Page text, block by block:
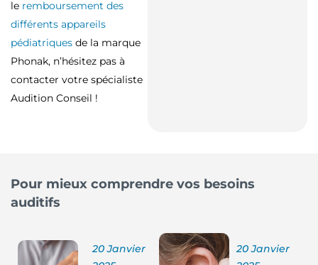
le remboursement des
différents appareils
pédiatriques de la marque
Phonak, n’hésitez pas à
contacter votre spécialiste
Audition Conseil !
Pour mieux comprendre vos besoins
auditifs
20 Janvier
20 Janvier